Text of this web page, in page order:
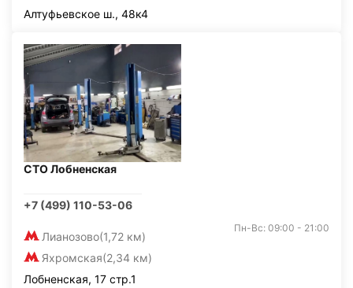
Алтуфьевское ш., 48к4
СТО Лобненская
+7 (499) 110-53-06
Лианозово(1,72 км)
Яхромская(2,34 км)
Пн-Вс: 09:00 - 21:00
Лобненская, 17 стр.1